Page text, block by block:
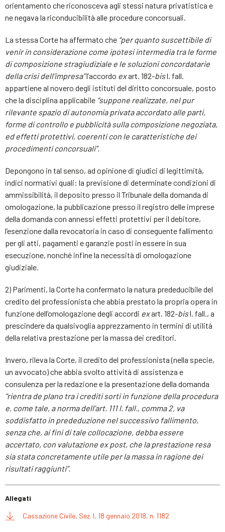
orientamento che riconosceva agli stessi natura privatistica e
ne negava la riconducibilità alle procedure concorsuali.
La stessa Corte ha affermato che “per quanto suscettibile di
venir in considerazione come ipotesi intermedia tra le forme
di composizione stragiudiziale e le soluzioni concordatarie
della crisi dell’impresa”l’accordo exart. 182-bisl. fall.
appartiene al novero degli istituti del diritto concorsuale, posto
che la disciplina applicabile “suppone realizzate, nel pur
rilevante spazio di autonomia privata accordato alle parti,
forme di controllo e pubblicità sulla composizione negoziata,
ed effetti protettivi, coerenti con le caratteristiche dei
procedimenti concorsuali”.
Depongono in tal senso, ad opinione di giudici di legittimità,
indici normativi quali: la previsione di determinate condizioni di
ammissibilità, il deposito presso il Tribunale della domanda di
omologazione, la pubblicazione presso il registro delle imprese
della domanda con annessi effetti protettivi per il debitore,
l’esenzione dalla revocatoria in caso di conseguente fallimento
per gli atti, pagamenti e garanzie posti in essere in sua
esecuzione, nonché infine la necessità di omologazione
giudiziale.
2) Parimenti, la Corte ha confermato la natura prededucibile del
credito del professionista che abbia prestato la propria opera in
funzione dell’omologazione degli accordi exart. 182-bisl. fall., a
prescindere da qualsivoglia apprezzamento in termini di utilità
della relativa prestazione per la massa dei creditori.
Invero, rileva la Corte, il credito del professionista (nella specie,
un avvocato) che abbia svolto attività di assistenza e
consulenza per la redazione e la presentazione della domanda
“rientra de plano tra i crediti sorti in funzione della procedura
e, come tale, a norma dell’art. 111 l. fall., comma 2, va
soddisfatto in prededuzione nel successivo fallimento,
senza che, ai fini di tale collocazione, debba essere
accertato, con valutazione ex post, che la prestazione resa
sia stata concretamente utile per la massa in ragione dei
risultati raggiunti”.
Allegati
Cassazione Civile, Sez. I, 18 gennaio 2018, n. 1182